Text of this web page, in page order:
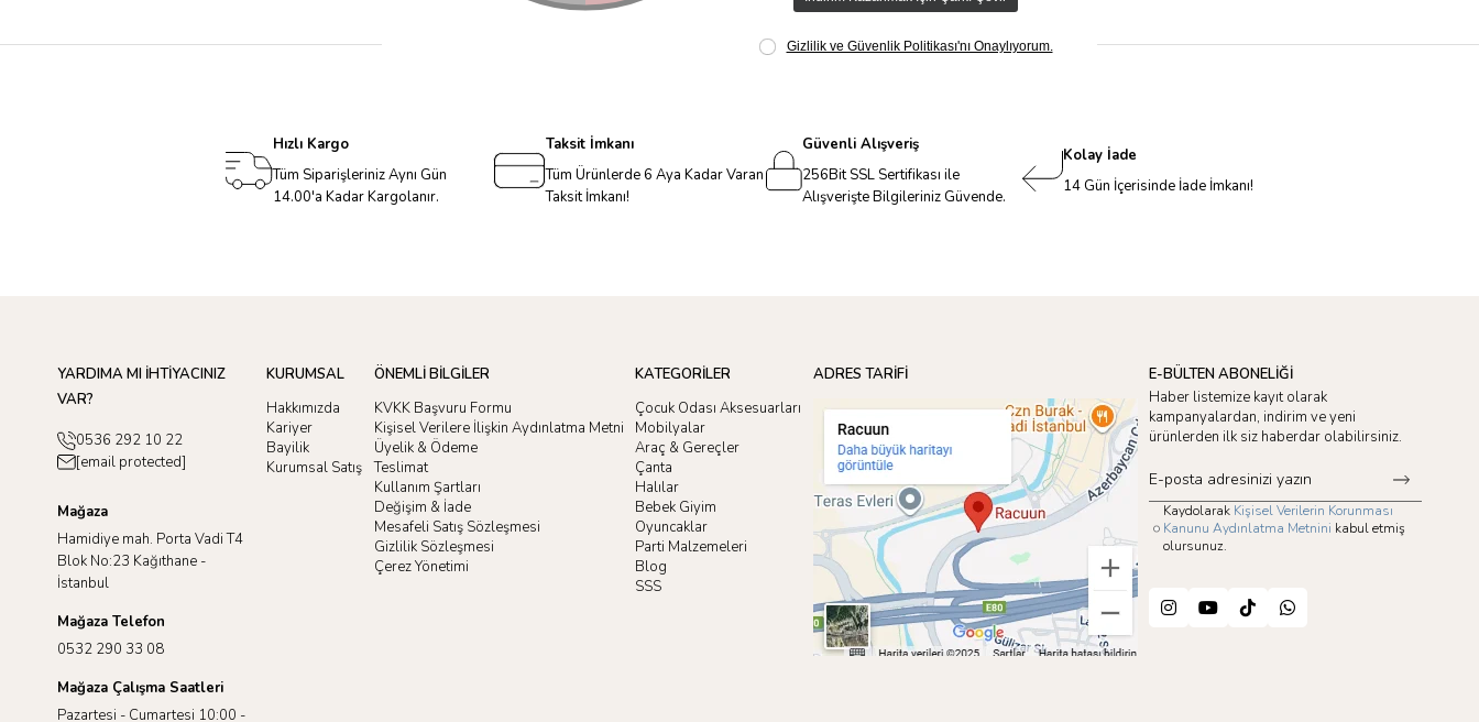
Hızlı Kargo
Tüm Siparişleriniz Aynı Gün
14.00'a Kadar Kargolanır.
Taksit İmkanı
Tüm Ürünlerde 6 Aya Kadar Varan
Taksit İmkanı!
Güvenli Alışveriş
256Bit SSL Sertifikası ile
Alışverişte Bilgileriniz Güvende.
Kolay İade
14 Gün İçerisinde İade İmkanı!
YARDIMA MI İHTİYACINIZ
VAR?
0536 292 10 22
[email protected]
Mağaza
Hamidiye mah. Porta Vadi T4
Blok No:23 Kağıthane -
İstanbul
Mağaza Telefon
0532 290 33 08
Mağaza Çalışma Saatleri
Pazartesi - Cumartesi 10:00 -
KURUMSAL
Hakkımızda
Kariyer
Bayilik
Kurumsal Satış
ÖNEMLİ BİLGİLER
KVKK Başvuru Formu
Kişisel Verilere İlişkin Aydınlatma Metni
Üyelik & Ödeme
Teslimat
Kullanım Şartları
Değişim & İade
Mesafeli Satış Sözleşmesi
Gizlilik Sözleşmesi
Çerez Yönetimi
KATEGORİLER
Çocuk Odası Aksesuarları
Mobilyalar
Araç & Gereçler
Çanta
Halılar
Bebek Giyim
Oyuncaklar
Parti Malzemeleri
Blog
SSS
ADRES TARİFİ
E-BÜLTEN ABONELİĞİ
Haber listemize kayıt olarak
kampanyalardan, indirim ve yeni
ürünlerden ilk siz haberdar olabilirsiniz.
Kaydolarak Kişisel Verilerin Korunması
Kanunu Aydınlatma Metnini kabul etmiş
olursunuz.